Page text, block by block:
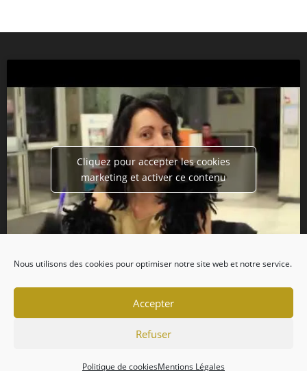
Nous utilisons des cookies pour optimiser notre site web et notre service.
Accepter
Refuser
Politique de cookiesMentions Légales
Cliquez pour accepter les cookies
marketing et activer ce contenu